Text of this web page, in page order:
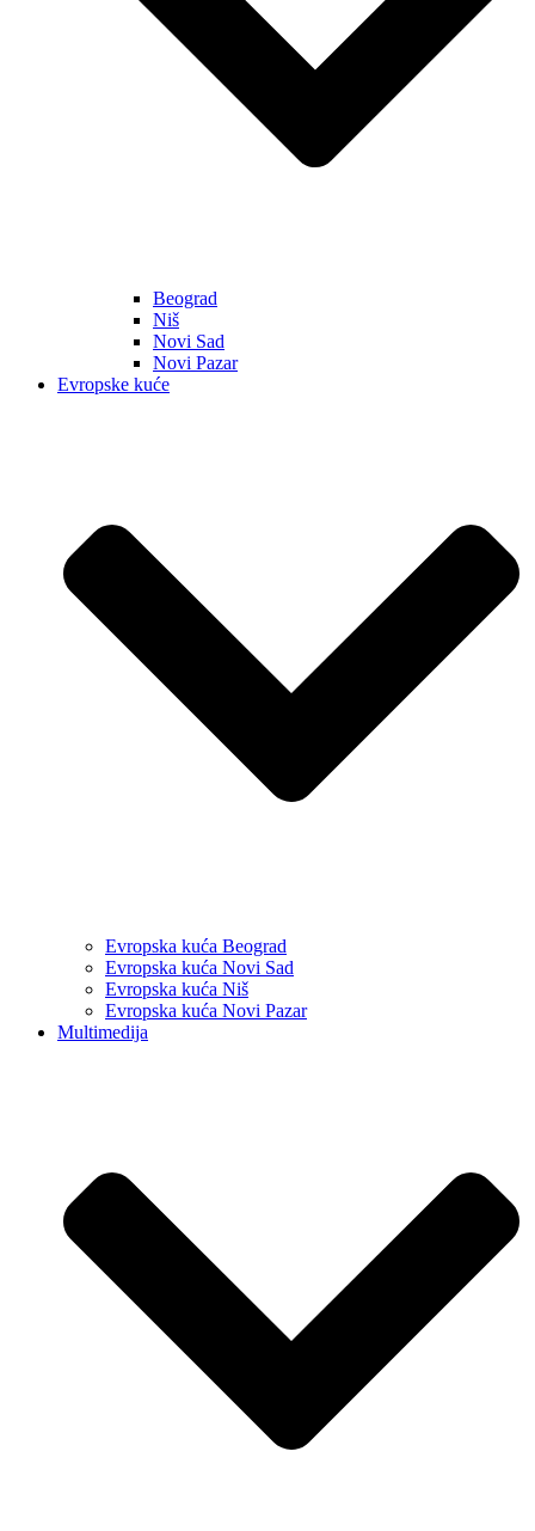
Beograd
Niš
Novi Sad
Novi Pazar
Evropske kuće
Evropska kuća Beograd
Evropska kuća Novi Sad
Evropska kuća Niš
Evropska kuća Novi Pazar
Multimedija